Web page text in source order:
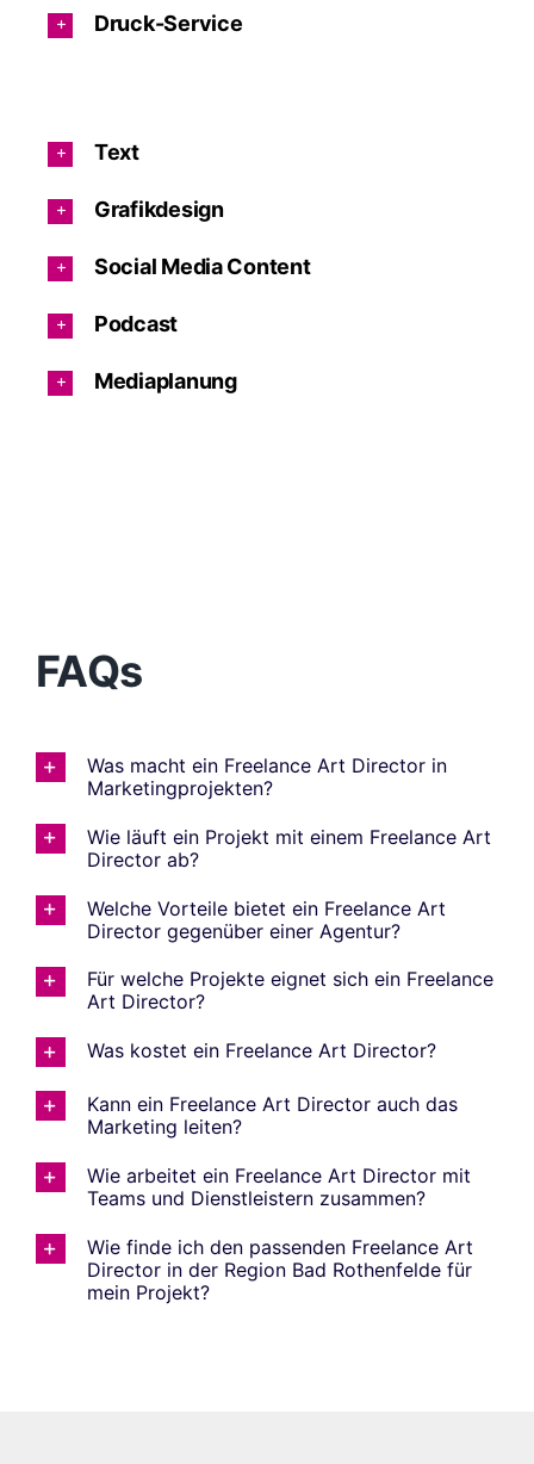
Druck-Service
Text
Grafikdesign
Social Media Content
Podcast
Mediaplanung
FAQs
Was macht ein Freelance Art Director in
Marketingprojekten?
Wie läuft ein Projekt mit einem Freelance Art
Director ab?
Welche Vorteile bietet ein Freelance Art
Director gegenüber einer Agentur?
Für welche Projekte eignet sich ein Freelance
Art Director?
Was kostet ein Freelance Art Director?
Kann ein Freelance Art Director auch das
Marketing leiten?
Wie arbeitet ein Freelance Art Director mit
Teams und Dienstleistern zusammen?
Wie finde ich den passenden Freelance Art
Director in der Region Bad Rothenfelde für
mein Projekt?